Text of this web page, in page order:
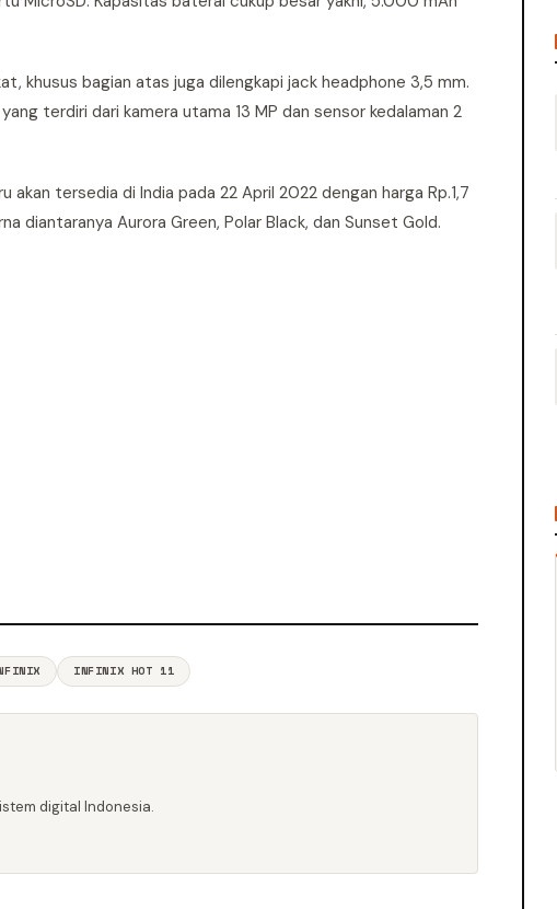
khusus bagian atas juga dilengkapi jack headphone 3,5 mm.
terdiri dari kamera utama 13 MP dan sensor kedalaman 2
tersedia di India pada 22 April 2022 dengan harga Rp.1,7
diantaranya Aurora Green, Polar Black, dan Sunset Gold.
INFINIX HOT 11
digital Indonesia.